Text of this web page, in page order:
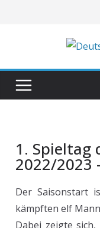
1. Spieltag
2022/2023
Der Saisonstart
kämpften elf
Dabei zeigte